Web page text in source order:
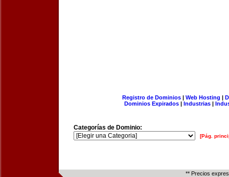
Registro de Dominios| Web Hosting |
Dominios Expirados | Industrias |
Categorías de Dominio:
[Pág.
** Precios